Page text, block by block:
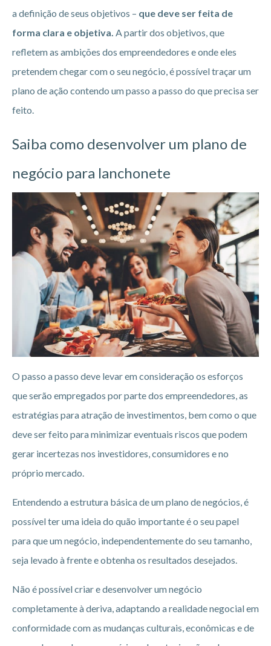
a definição de seus objetivos – que deve ser feita de
forma clara e objetiva. A partir dos objetivos, que
refletem as ambições dos empreendedores e onde eles
pretendem chegar com o seu negócio, é possível traçar um
plano de ação contendo um passo a passo do que precisa ser
feito.
Saiba como desenvolver um plano de
negócio para lanchonete
O passo a passo deve levar em consideração os esforços
que serão empregados por parte dos empreendedores, as
estratégias para atração de investimentos, bem como o que
deve ser feito para minimizar eventuais riscos que podem
gerar incertezas nos investidores, consumidores e no
próprio mercado.
Entendendo a estrutura básica de um plano de negócios, é
possível ter uma ideia do quão importante é o seu papel
para que um negócio, independentemente do seu tamanho,
seja levado à frente e obtenha os resultados desejados.
Não é possível criar e desenvolver um negócio
completamente à deriva, adaptando a realidade negocial em
conformidade com as mudanças culturais, econômicas e de